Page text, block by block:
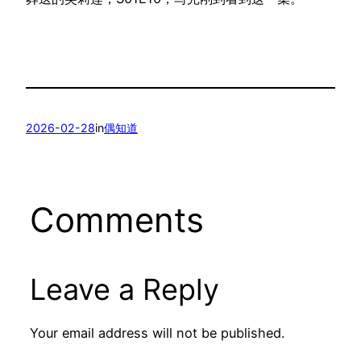
2026-02-28in偶知道
Comments
Leave a Reply
Your email address will not be published.